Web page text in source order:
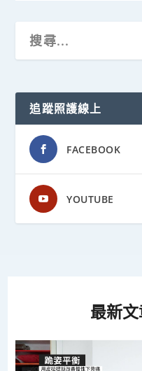
追蹤照護線上
FACEBOOK
YOUTUBE
最新